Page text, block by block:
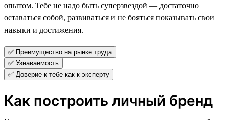
опытом. Тебе не надо быть суперзвездой — достаточно
оставаться собой, развиваться и не бояться показывать свои
навыки и достижения.
✅ Преимущество на рынке труда
✅ Узнаваемость
✅ Доверие к тебе как к эксперту
Как построить личный бренд